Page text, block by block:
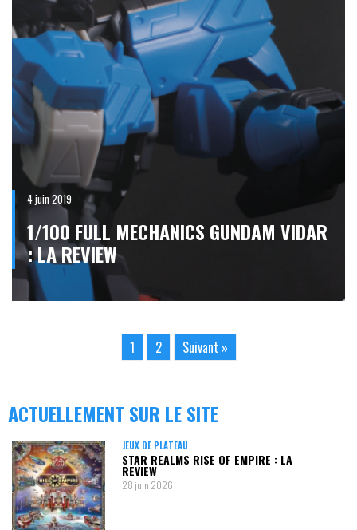
4 juin 2019
1/100 FULL MECHANICS GUNDAM VIDAR
: LA REVIEW
1 2 Suivant »
ACTUELLEMENT SUR LE SITE
JEUX DE PLATEAU
STAR REALMS RISE OF EMPIRE : LA
REVIEW
28 juin 2026